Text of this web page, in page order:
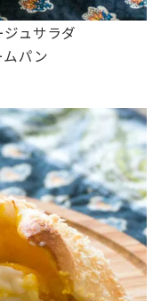
ュサラダ
パン